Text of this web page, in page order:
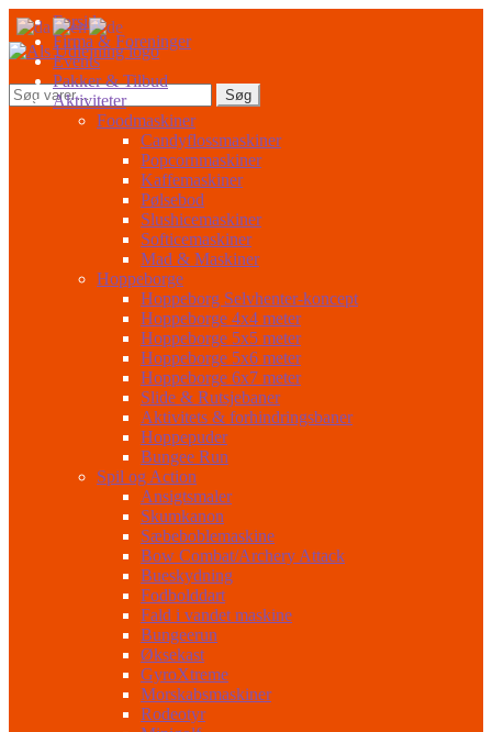
Spring
til
navigation
Spring
til
indhold
Søg
efter:
Søg
Forside
Firma & Foreninger
Events
Pakker & Tilbud
Aktiviteter
Foodmaskiner
Candyflossmaskiner
Popcornmaskiner
Kaffemaskiner
Pølsebod
Slushicemaskiner
Softicemaskiner
Mad & Maskiner
Hoppeborge
Hoppeborg Selvhenter-koncept
Hoppeborge 4x4 meter
Hoppeborge 5x5 meter
Hoppeborge 5x6 meter
Hoppeborge 6x7 meter
Slide & Rutsjebaner
Aktivitets & forhindringsbaner
Hoppepuder
Bungee Run
Spil og Action
Ansigtsmaler
Skumkanon
Sæbeboblemaskine
Bow Combat/Archery Attack
Bueskydning
Fodbolddart
Fald i vandet maskine
Bungeerun
Øksekast
GyroXtreme
Morskabsmaskiner
Rodeotyr